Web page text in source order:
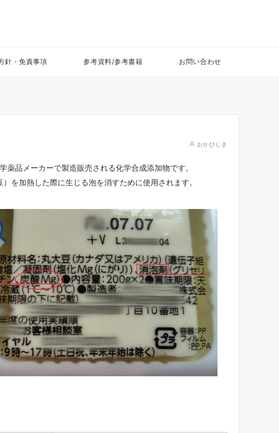
針・免責事項 参考資料/参考書籍 お問い合わせ
おかひじき
薬品メーカーで製造販売される化学合成添加物です。
を加熱した際に生じる泡を消すために使用されます。